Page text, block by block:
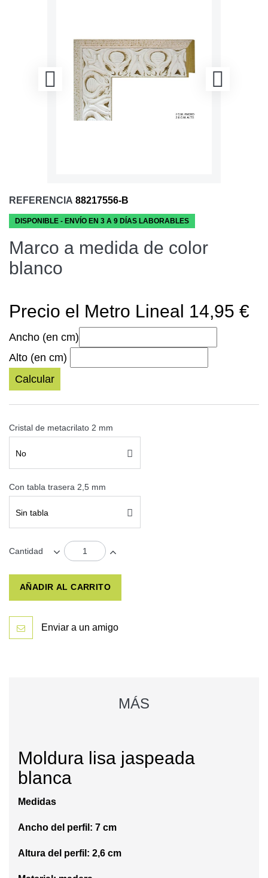
REFERENCIA 88217556-B
DISPONIBLE - ENVÍO EN 3 A 9 DÍAS LABORABLES
Marco a medida de color
blanco
Precio el Metro Lineal 14,95 €
Ancho (en cm)
Alto (en cm)
Calcular
Cristal de metacrilato 2 mm
No
Con tabla trasera 2,5 mm
Sin tabla
Cantidad
AÑADIR AL CARRITO
Enviar a un amigo
MÁS
Moldura lisa jaspeada
blanca
Medidas
Ancho del perfil: 7 cm
Altura del perfil: 2,6 cm